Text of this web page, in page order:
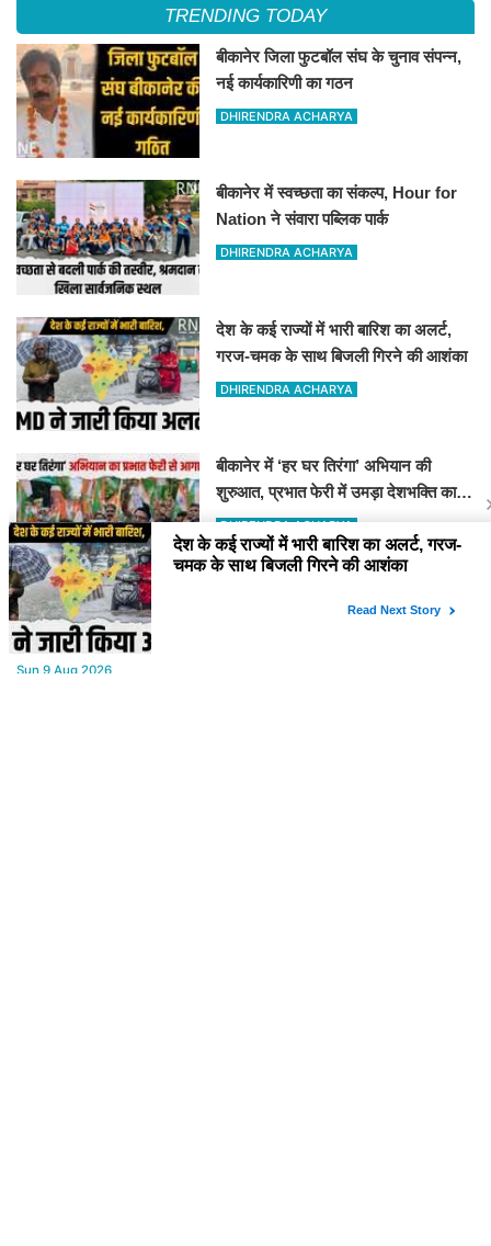
TRENDING TODAY
बीकानेर जिला फुटबॉल संघ के चुनाव संपन्न,
नई कार्यकारिणी का गठन
DHIRENDRA ACHARYA
बीकानेर में स्वच्छता का संकल्प, Hour for
Nation ने संवारा पब्लिक पार्क
DHIRENDRA ACHARYA
देश के कई राज्यों में भारी बारिश का अलर्ट,
गरज-चमक के साथ बिजली गिरने की आशंका
DHIRENDRA ACHARYA
बीकानेर में ‘हर घर तिरंगा’ अभियान की
शुरुआत, प्रभात फेरी में उमड़ा देशभक्ति का
जोश
DHIRENDRA ACHARYA
Sun,9 Aug 2026